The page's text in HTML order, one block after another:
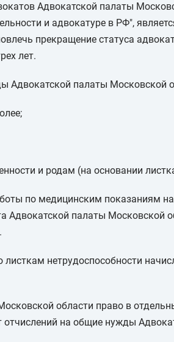
Адвокатской палаты
и адвокатуре в РФ",
прекращение статуса
лет.
Адвокатской палаты Московской
и родам (на основании
по медицинским показаниям
Адвокатской палаты Московской
нетрудоспособности
области право в
отчислений на общие нужды